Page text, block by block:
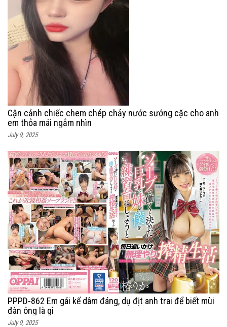
Cận cảnh chiếc chem chép chảy nước sướng cặc cho anh
em thỏa mái ngắm nhìn
July 9, 2025
PPPD-862 Em gái kế dâm đáng, dụ địt anh trai để biết mùi
đàn ông là gì
July 9, 2025